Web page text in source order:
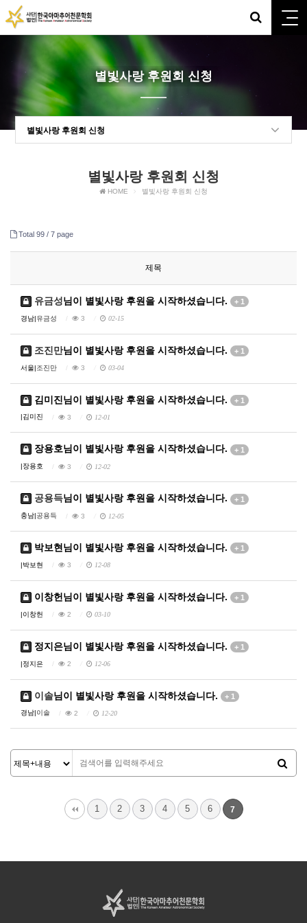
별빛사랑 후원회 신청
별빛사랑 후원회 신청
별빛사랑 후원회 신청
HOME 별빛사랑 후원회 신청
Total 99 / 7 page
제목
유금성님이 별빛사랑 후원을 시작하셨습니다. + 1
경남|유금성 3 02-15
조진만님이 별빛사랑 후원을 시작하셨습니다. + 1
서울|조진만 3 03-04
김미진 님이 별빛사랑 후원을 시작하셨습니다. + 1
김미진 3 12-01
장용호님이 별빛사랑 후원을 시작하셨습니다. + 1
|장용호 3 12-02
공용득님이 별빛사랑 후원을 시작하셨습니다. + 1
충남|공용득 3 12-05
박보현 님이 별빛사랑 후원을 시작하셨습니다. + 1
|박보현 3 12-08
이창헌 님이 별빛사랑 후원을 시작하셨습니다. + 1
|이창헌 2 03-10
정지은님이 별빛사랑 후원을 시작하셨습니다. + 1
|정지은 2 12-06
이솔님이 별빛사랑 후원을 시작하셨습니다. + 1
경남| 이솔 2 12-20
1 2 3 4 5 6 7